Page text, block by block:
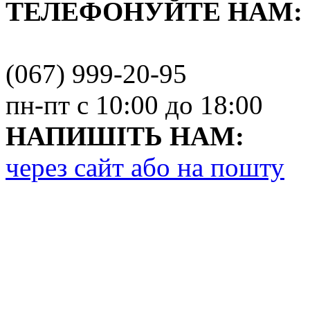
ТЕЛЕФОНУЙТЕ НАМ:
(067) 999-20-95
пн-пт с 10:00 до 18:00
НАПИШІТЬ НАМ:
через сайт або на пошту